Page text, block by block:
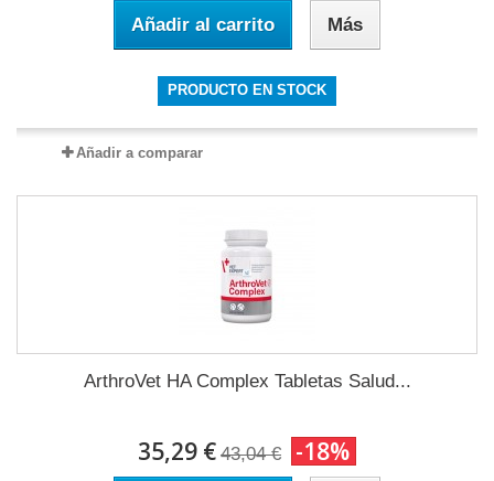
Añadir al carrito Más
PRODUCTO EN STOCK
Añadir a comparar
ArthroVet HA Complex Tabletas Salud...
35,29 € 43,04 € -18%